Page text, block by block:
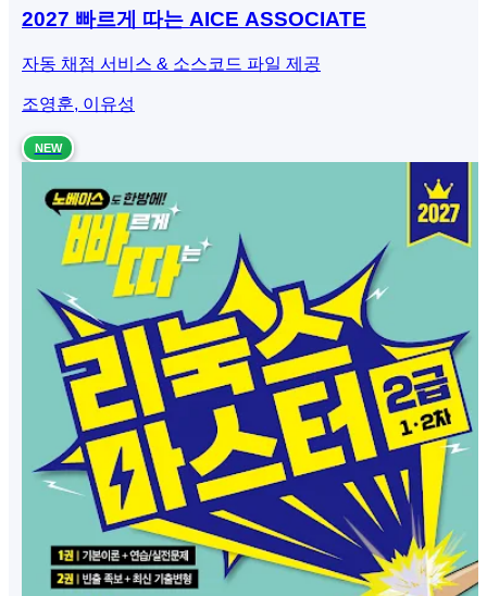
2027 빠르게 따는 AICE ASSOCIATE
자동 채점 서비스 & 소스코드 파일 제공
조영훈, 이유성
NEW